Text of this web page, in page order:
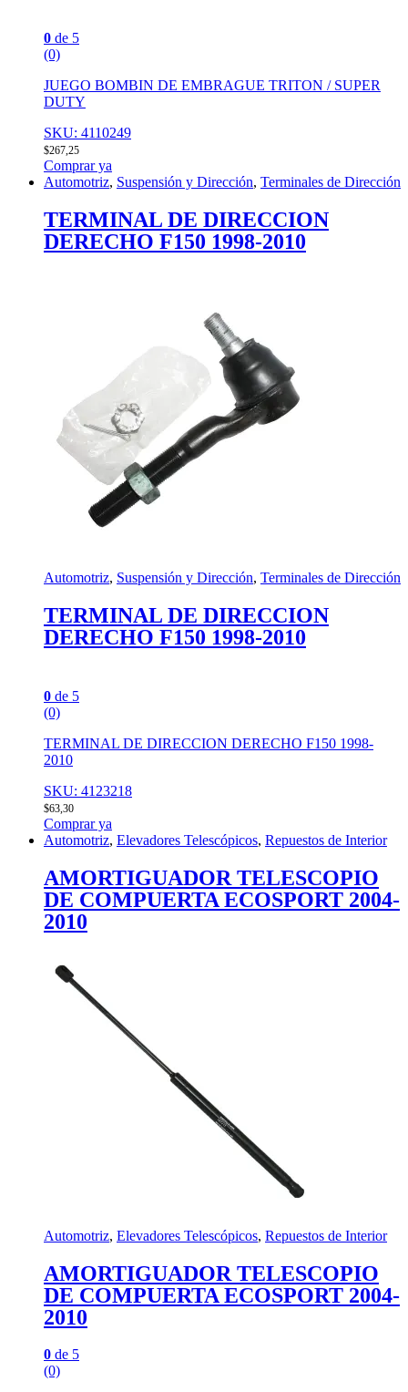
0 de 5
(0)
JUEGO BOMBIN DE EMBRAGUE TRITON / SUPER
DUTY
SKU: 4110249
$267,25
Comprar ya
Automotriz, Suspensión y Dirección, Terminales de Dirección
TERMINAL DE DIRECCION
DERECHO F150 1998-2010
Automotriz, Suspensión y Dirección, Terminales de Dirección
TERMINAL DE DIRECCION
DERECHO F150 1998-2010
0 de 5
(0)
TERMINAL DE DIRECCION DERECHO F150 1998-
2010
SKU: 4123218
$63,30
Comprar ya
Automotriz, Elevadores Telescópicos, Repuestos de Interior
AMORTIGUADOR TELESCOPIO
DE COMPUERTA ECOSPORT 2004-
2010
Automotriz, Elevadores Telescópicos, Repuestos de Interior
AMORTIGUADOR TELESCOPIO
DE COMPUERTA ECOSPORT 2004-
2010
0 de 5
(0)